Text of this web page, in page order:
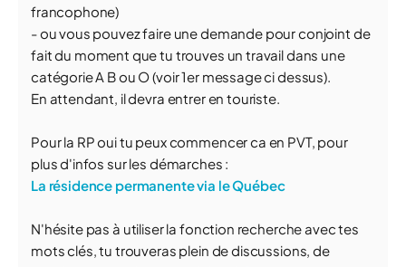
francophone)
- ou vous pouvez faire une demande pour conjoint de
fait du moment que tu trouves un travail dans une
catégorie A B ou O (voir 1er message ci dessus).
En attendant, il devra entrer en touriste.
Pour la RP oui tu peux commencer ca en PVT, pour
plus d'infos sur les démarches :
La résidence permanente via le Québec
N'hésite pas à utiliser la fonction recherche avec tes
mots clés, tu trouveras plein de discussions, de